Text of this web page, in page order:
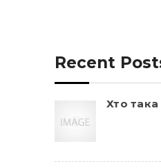
Recent
Хто така